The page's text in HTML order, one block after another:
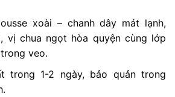
xoài – chanh dây mát lạnh,
vị chua ngọt hòa quyện cùng lớp
veo.
trong 1-2 ngày, bảo quản trong